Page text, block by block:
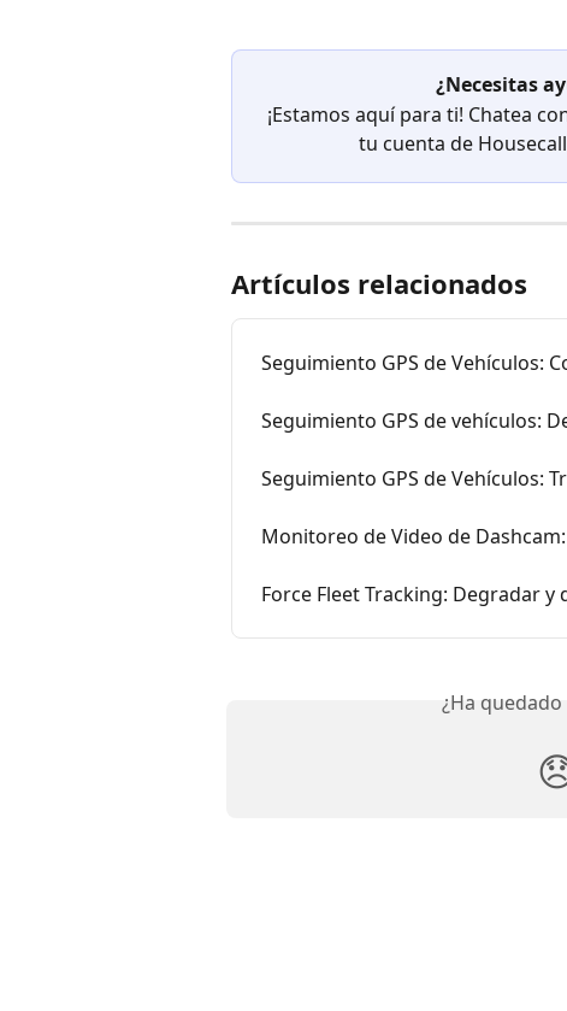
¿Necesitas
¡Estamos aquí para ti! Chatea
tu cuenta de
Artículos relacionados
Seguimiento GPS de Vehículos:
Seguimiento GPS de vehículos:
Seguimiento GPS de Vehículos:
Monitoreo de Video de
Force Fleet Tracking: Degradar
¿Ha